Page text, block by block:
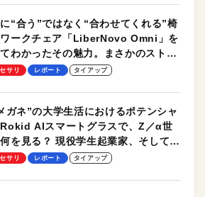
“合う”ではなく“合わせてくれる”椅
ークチェア「LiberNovo Omni」を
わかったその魅力。まさかのストレ
能も搭載
サリ レポート タイアップ
ガネ”の大学生活におけるポテンシャ
AIスマートグラスで、Z／α世
を見る？ 現役学生起業家、そして教
る体験会レポート【PR】
サリ レポート タイアップ